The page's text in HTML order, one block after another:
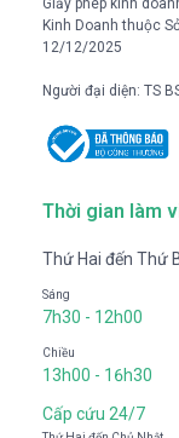
Giấy phép kinh
Kinh Doanh thuộc
12/12/2025
Người đại diện: TS
Thời gian làm
Thứ Hai đến Thứ
Sáng
7h30 - 12h00
Chiều
13h00 - 16h30
Cấp cứu 24/7